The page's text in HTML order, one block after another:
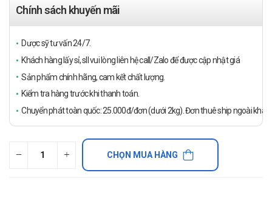
Chính sách khuyến mãi
Dược sỹ tư vấn 24/7.
Khách hàng lấy sỉ, sll vui lòng liên hệ call/Zalo để được cập nhật giá
Sản phẩm chính hãng, cam kết chất lượng.
Kiểm tra hàng trước khi thanh toán.
Chuyển phát toàn quốc: 25.000đ/đơn (dưới 2kg). Đơn thuê ship ngoài
CHỌN MUA HÀNG